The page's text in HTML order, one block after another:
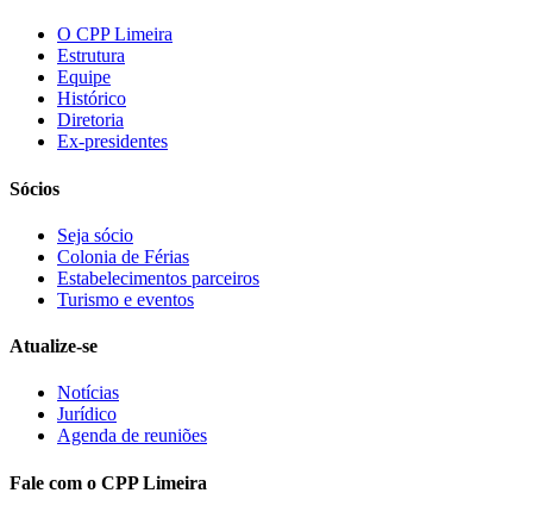
O CPP Limeira
Estrutura
Equipe
Histórico
Diretoria
Ex-presidentes
Sócios
Seja sócio
Colonia de Férias
Estabelecimentos parceiros
Turismo e eventos
Atualize-se
Notícias
Jurídico
Agenda de reuniões
Fale com o CPP Limeira